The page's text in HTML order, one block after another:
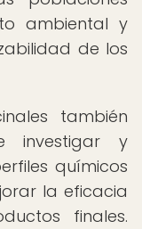
ambiental y
de los
también
investigar y
químicos
la eficacia
finales.